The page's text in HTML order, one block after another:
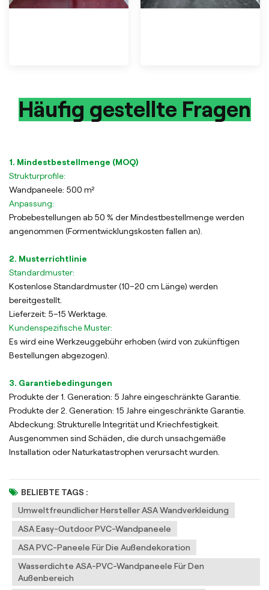
Häufig gestellte Fragen
1. Mindestbestellmenge (MOQ)
Strukturprofile:
Wandpaneele: 500 m²
Anpassung:
Probebestellungen ab 50 % der Mindestbestellmenge werden
angenommen (Formentwicklungskosten fallen an).
2. Musterrichtlinie
Standardmuster:
Kostenlose Standardmuster (10–20 cm Länge) werden
bereitgestellt.
Lieferzeit: 5–15 Werktage.
Kundenspezifische Muster:
Es wird eine Werkzeuggebühr erhoben (wird von zukünftigen
Bestellungen abgezogen).
3. Garantiebedingungen
Produkte der 1. Generation: 5 Jahre eingeschränkte Garantie.
Produkte der 2. Generation: 15 Jahre eingeschränkte Garantie.
Abdeckung: Strukturelle Integrität und Kriechfestigkeit.
Ausgenommen sind Schäden, die durch unsachgemäße
Installation oder Naturkatastrophen verursacht wurden.
BELIEBTE TAGS :
Umweltfreundlicher Hersteller ASA Wandverkleidung
ASA Easy-Outdoor PVC-Wandpaneele
ASA PVC-Paneele Für Die Außendekoration
Wasserdichte ASA-PVC-Wandpaneele Für Den
Außenbereich